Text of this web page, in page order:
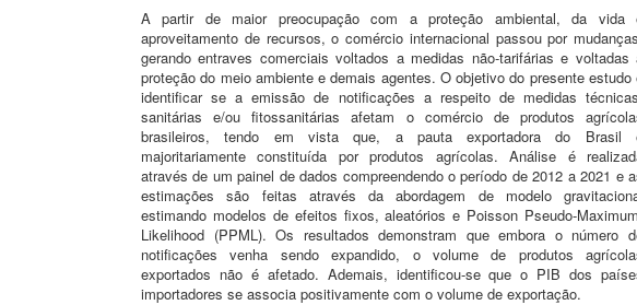
A partir de maior preocupação com a proteção ambiental, da vida
aproveitamento de recursos, o comércio internacional passou por
gerando entraves comerciais voltados a medidas não-tarifárias e voltadas
proteção do meio ambiente e demais agentes. O objetivo do presente estudo
identificar se a emissão de notificações a respeito de medidas
sanitárias e/ou fitossanitárias afetam o comércio de produtos
brasileiros, tendo em vista que, a pauta exportadora do Brasil
majoritariamente constituída por produtos agrícolas. Análise é
através de um painel de dados compreendendo o período de 2012 a 2021 e
estimações são feitas através da abordagem de modelo
estimando modelos de efeitos fixos, aleatórios e Poisson Pseudo-
Likelihood (PPML). Os resultados demonstram que embora o número
notificações venha sendo expandido, o volume de produtos
exportados não é afetado. Ademais, identificou-se que o PIB dos
importadores se associa positivamente com o volume de exportação.